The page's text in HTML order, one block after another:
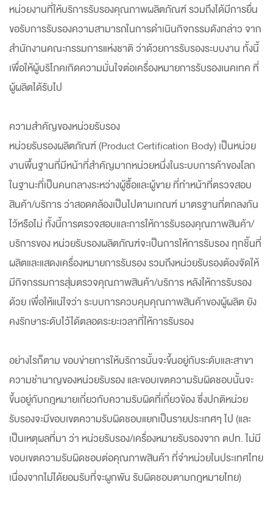
หน่วยงานที่ให้บริการรับรองคุณภาพผลิตภัณฑ์ รวมถึงได้มีการยื่น
ขอรับการรับรองความสามารถในการดำเนินกิจกรรมดังกล่าว จาก
สำนักงานคณะกรรมการแห่งชาติ ว่าด้วยการรับรองระบบงาน ทั้งนี้
เพื่อให้ผู้บริโภคเกิดความมั่นใจต่อเครื่องหมายการรับรองเนคเทค ที่
ผู้ผลิตได้รับไป
ความสำคัญของหน่วยรับรอง
หน่วยรับรองผลิตภัณฑ์ (Product Certification Body) เป็นหน่วย
งานพื้นฐานที่มีหน้าที่สำคัญมากหน่วยหนึ่งในระบบการค้าของโลก
ในฐานะที่เป็นคนกลางระหว่างผู้ซื้อและผู้ขาย ที่ทำหน้าที่ตรวจสอบ
สินค้า/บริการ ว่าสอดคล้องเป็นไปตามเกณฑ์ มาตรฐานที่ตกลงกัน
ไว้หรือไม่ ทั้งนี้การตรวจสอบและการให้การรับรองคุณภาพสินค้า/
บริการของ หน่วยรับรองผลิตภัณฑ์จะเป็นการให้การรับรอง ทุกชิ้นที่
ผลิตและแสดงเครื่องหมายการรับรอง รวมถึงหน่วยรับรองต้องจัดให้
มีกิจกรรมการสุ่มตรวจคุณภาพสินค้า/บริการ หลังให้การรับรอง
ด้วย เพื่อให้แน่ใจว่า ระบบการควบคุมคุณภาพสินค้าของผู้ผลิต ยัง
คงรักษาระดับไว้ได้ตลอดระยะเวลาที่ให้การรับรอง
อย่างไรก็ตาม ขอบข่ายการให้บริการนั้นจะขึ้นอยู่กับระดับและสาขา
ความชำนาญของหน่วยรับรอง และขอบเขตความรับผิดชอบนั้นจะ
ขึ้นอยู่กับกฎหมายเกี่ยวกับความรับผิดที่เกี่ยวข้อง ซึ่งปกติหน่วย
รับรองจะมีขอบเขตความรับผิดชอบแยกเป็นรายประเทศๆ ไป (และ
เป็นเหตุผลที่มา ว่า หน่วยรับรอง/เครื่องหมายรับรองจาก ตปท. ไม่มี
ขอบเขตความรับผิดชอบต่อคุณภาพสินค้า ที่จำหน่วยในประเทศไทย
เนื่องจากไม่ได้ยอมรับที่จะผูกพัน รับผิดชอบตามกฎหมายไทย)